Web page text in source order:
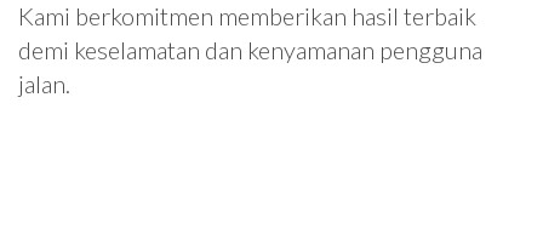
Kami berkomitmen memberikan hasil terbaik
demi keselamatan dan kenyamanan pengguna
jalan.